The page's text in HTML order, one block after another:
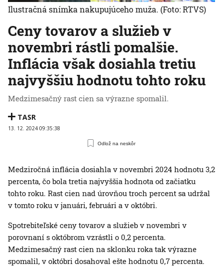
Ceny tovarov a služieb v
novembri rástli pomalšie.
Inflácia však dosiahla tretiu
najvyššiu hodnotu tohto roku
Medzimesačný rast cien sa výrazne spomalil.
TASR
13. 12. 2024 09:35:38
Odlož na neskôr
Ilustračná snímka nakupujúceho muža. (Foto: RTVS)
Medziročná inflácia dosiahla v novembri 2024 hodnotu 3,2
percenta, čo bola tretia najvyššia hodnota od začiatku
tohto roku. Rast cien nad úrovňou troch percent sa udržal
v tomto roku v januári, februári a v októbri.
Spotrebiteľské ceny tovarov a služieb v novembri v
porovnaní s októbrom vzrástli o 0,2 percenta.
Medzimesačný rast cien na sklonku roka tak výrazne
spomalil, v októbri dosahoval ešte hodnotu 0,7 percenta.